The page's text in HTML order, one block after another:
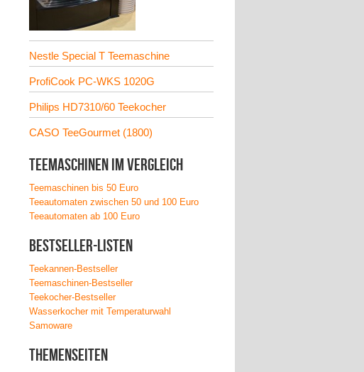
Nestle Special T Teemaschine
ProfiCook PC-WKS 1020G
Philips HD7310/60 Teekocher
CASO TeeGourmet (1800)
Teemaschinen im Vergleich
Teemaschinen bis 50 Euro
Teeautomaten zwischen 50 und 100 Euro
Teeautomaten ab 100 Euro
Bestseller-Listen
Teekannen-Bestseller
Teemaschinen-Bestseller
Teekocher-Bestseller
Wasserkocher mit Temperaturwahl
Samoware
Themenseiten